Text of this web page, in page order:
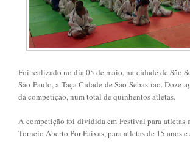
Foi realizado no dia 05 de maio, na cidade de São
São Paulo, a Taça Cidade de São Sebastião. Doze
da competição, num total de quinhentos atletas.
A competição foi dividida em Festival para atletas
Torneio Aberto Por Faixas, para atletas de 15 anos e